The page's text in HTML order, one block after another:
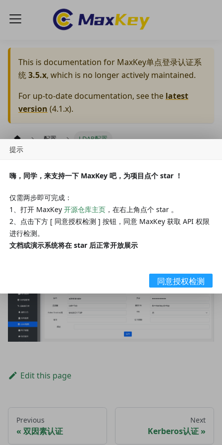
This is documentation for MaxKey单点登录认证系
统3.5.x, which is no longer actively maintained.
For up-to-date documentation, see the latest
version (4.1.x).
配置 LDAP配置
LDAP登录集成
MaxKey支持LDAP包括Active Directory、OpenLDAP和
StandardLDAP(标准LDAP)。
管理系统 -> "配置管理" -> "LDAP配置"
Edit this page
Previous
双因素认证
Next
Kerberos认证
提示
嗨，同学，来支持一下 MaxKey 吧，为项目点个 star ！
仅需两步即可完成：
1、打开 MaxKey 开源仓库主页 ，在右上角点个 star 。
2、点击下方 [ 同意授权检测 ] 按钮，同意 MaxKey 获取 API 权限
进行检测。
文档或演示系统将在 star 后正常开放展示
同意授权检测